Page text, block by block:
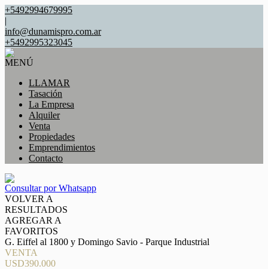
+5492994679995
|
info@dunamispro.com.ar
+5492995323045
MENÚ
LLAMAR
Tasación
La Empresa
Alquiler
Venta
Propiedades
Emprendimientos
Contacto
Consultar por Whatsapp
VOLVER A
RESULTADOS
AGREGAR A
FAVORITOS
G. Eiffel al 1800 y Domingo Savio - Parque Industrial
VENTA
USD390.000